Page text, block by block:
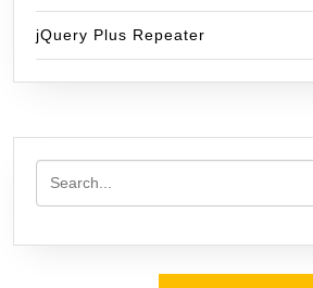
jQuery Plus Repeater